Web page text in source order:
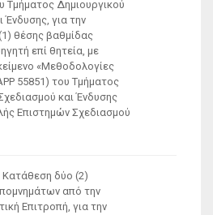
Τμήματος Δημιουργικού
Ένδυσης, για την
θέσης βαθμίδας
επί θητεία, με
«Μεθοδολογίες
55851) του Τμήματος
και Ένδυσης
Επιστημών Σχεδιασμού
δύο (2)
από την
Επιτροπή, για την